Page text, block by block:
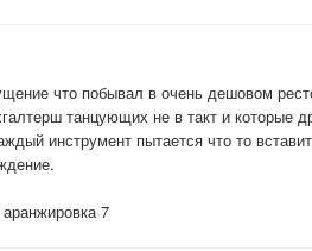
что побывал в очень дешовом
танцующих не в такт и которые
инструмент пытается что то
7